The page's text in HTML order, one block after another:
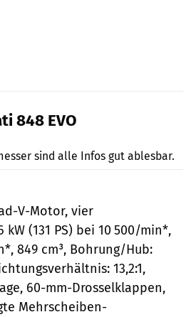
848 EVO
sind alle Infos gut ablesbar.
V-Motor, vier
(131 PS) bei 10 500/min*,
849 cm³, Bohrung/Hub:
13,2:1,
60-mm-Drosselklappen,
Mehrscheiben-